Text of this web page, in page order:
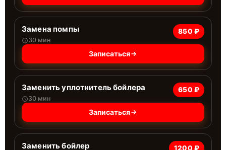
Замена помпы
30 мин
850 ₽
Записаться
Заменить уплотнитель бойлера
30 мин
650 ₽
Записаться
Заменить бойлер 1200 ₽